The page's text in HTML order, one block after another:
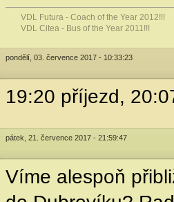
VDL Futura - Coach of the Year 2012!!!
VDL Citea - Bus of the Year 2011!!!
pondělí, 03. července 2017 - 10:33:23
19:20 příjezd,
pátek, 21. července 2017 - 21:59:47
Víme alespoň